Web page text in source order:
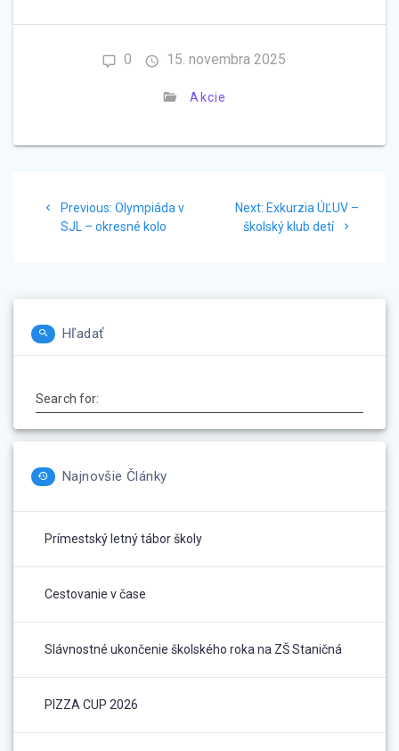
0 15. novembra 2025
Akcie
Previous: Previous
post:
Olympiáda v
SJL – okresné kolo
Next: Next
post:
Exkurzia ÚĽUV –
školský klub detí
Hľadať
Search for:
Najnovšie Články
Prímestský letný tábor školy
Cestovanie v čase
Slávnostné ukončenie školského roka na ZŠ Staničná
PIZZA CUP 2026